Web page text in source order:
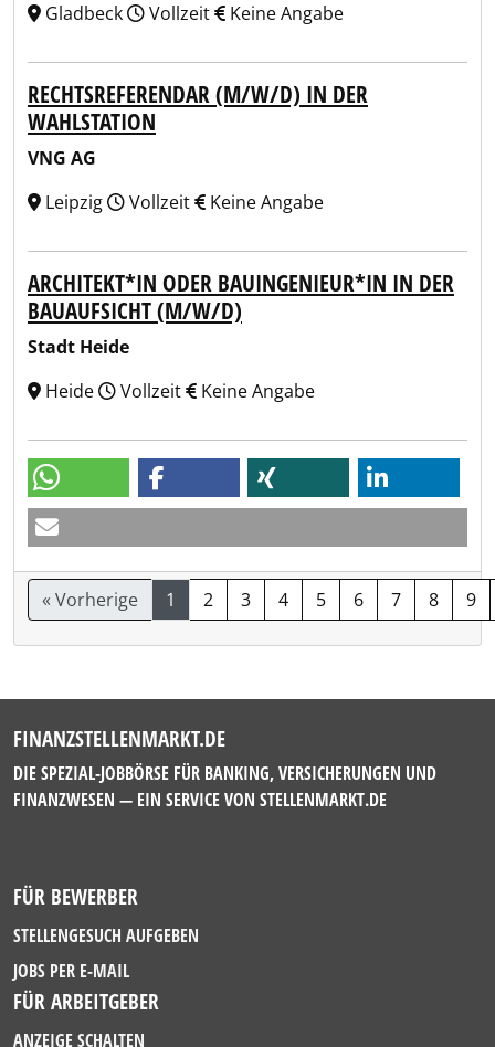
Gladbeck Vollzeit Keine Angabe
RECHTSREFERENDAR (M/W/D) IN DER
WAHLSTATION
VNG AG
Leipzig
Vollzeit Keine Angabe
ARCHITEKT*IN ODER BAUINGENIEUR*IN IN DER
BAUAUFSICHT (M/W/D)
Stadt Heide
Heide
Vollzeit Keine Angabe
« Vorherige 1 2 3 4 5 6 7 8 9
FINANZSTELLENMARKT.DE
DIE SPEZIAL-JOBBÖRSE FÜR BANKING, VERSICHERUNGEN UND
FINANZWESEN — EIN SERVICE VON STELLENMARKT.DE
FÜR BEWERBER
STELLENGESUCH AUFGEBEN
JOBS PER E-MAIL
FÜR ARBEITGEBER
ANZEIGE SCHALTEN